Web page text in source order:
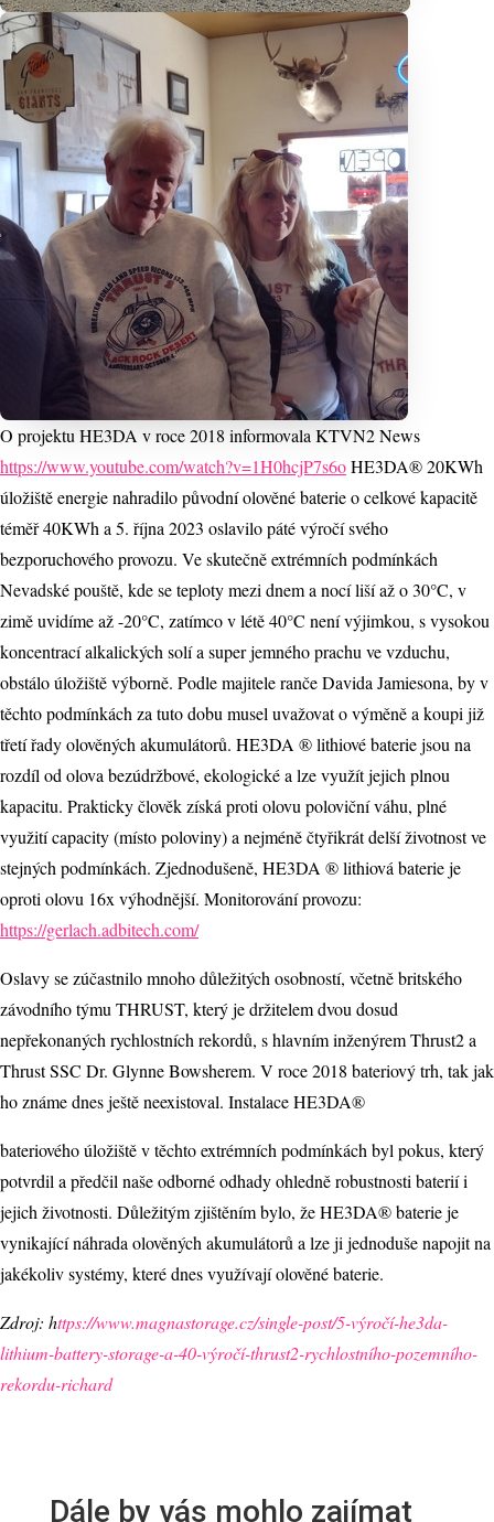
O projektu HE3DA v roce 2018 informovala KTVN2 News
https://www.youtube.com/watch?v=1H0hcjP7s6oHE3DA® 20KWh
úložiště energie nahradilo původní olověné baterie o celkové kapacitě
téměř 40KWh a 5. října 2023 oslavilo páté výročí svého
bezporuchového provozu. Ve skutečně extrémních podmínkách
Nevadské pouště, kde se teploty mezi dnem a nocí liší až o 30°C, v
zimě uvidíme až -20°C, zatímco v létě 40°C není výjimkou, s vysokou
koncentrací alkalických solí a super jemného prachu ve vzduchu,
obstálo úložiště výborně. Podle majitele ranče Davida Jamiesona, by v
těchto podmínkách za tuto dobu musel uvažovat o výměně a koupi již
třetí řady olověných akumulátorů. HE3DA ® lithiové baterie jsou na
rozdíl od olova bezúdržbové, ekologické a lze využít jejich plnou
kapacitu. Prakticky člověk získá proti olovu poloviční váhu, plné
využití capacity (místo poloviny) a nejméně čtyřikrát delší životnost ve
stejných podmínkách. Zjednodušeně, HE3DA ® lithiová baterie je
oproti olovu 16x výhodnější. Monitorování provozu:
https://gerlach.adbitech.com/
Oslavy se zúčastnilo mnoho důležitých osobností, včetně britského
závodního týmu THRUST, který je držitelem dvou dosud
nepřekonaných rychlostních rekordů, s hlavním inženýrem Thrust2 a
Thrust SSC Dr. Glynne Bowsherem. V roce 2018 bateriový trh, tak jak
ho známe dnes ještě neexistoval. Instalace HE3DA®
bateriového úložiště v těchto extrémních podmínkách byl pokus, který
potvrdil a předčil naše odborné odhady ohledně robustnosti baterií i
jejich životnosti. Důležitým zjištěním bylo, že HE3DA® baterie je
vynikající náhrada olověných akumulátorů a lze ji jednoduše napojit na
jakékoliv systémy, které dnes využívají olověné baterie.
Zdroj: https://www.magnastorage.cz/single-post/5-výročí-he3da-
lithium-battery-storage-a-40-výročí-thrust2-rychlostního-pozemního-
rekordu-richard
Dále by vás mohlo zajímat